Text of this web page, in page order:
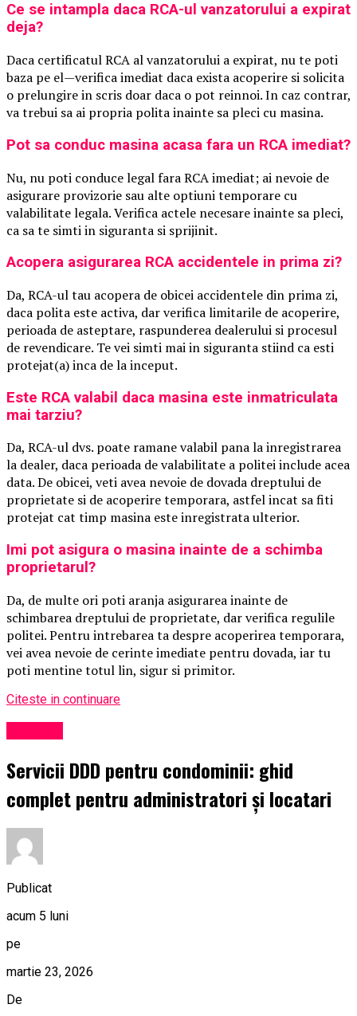
Ce se intampla daca RCA-ul vanzatorului a expirat
deja?
Daca certificatul RCA al vanzatorului a expirat, nu te poti
baza pe el—verifica imediat daca exista acoperire si solicita
o prelungire in scris doar daca o pot reinnoi. In caz contrar,
va trebui sa ai propria polita inainte sa pleci cu masina.
Pot sa conduc masina acasa fara un RCA imediat?
Nu, nu poti conduce legal fara RCA imediat; ai nevoie de
asigurare provizorie sau alte optiuni temporare cu
valabilitate legala. Verifica actele necesare inainte sa pleci,
ca sa te simti in siguranta si sprijinit.
Acopera asigurarea RCA accidentele in prima zi?
Da, RCA-ul tau acopera de obicei accidentele din prima zi,
daca polita este activa, dar verifica limitarile de acoperire,
perioada de asteptare, raspunderea dealerului si procesul
de revendicare. Te vei simti mai in siguranta stiind ca esti
protejat(a) inca de la inceput.
Este RCA valabil daca masina este inmatriculata
mai tarziu?
Da, RCA-ul dvs. poate ramane valabil pana la inregistrarea
la dealer, daca perioada de valabilitate a politei include acea
data. De obicei, veti avea nevoie de dovada dreptului de
proprietate si de acoperire temporara, astfel incat sa fiti
protejat cat timp masina este inregistrata ulterior.
Imi pot asigura o masina inainte de a schimba
proprietarul?
Da, de multe ori poti aranja asigurarea inainte de
schimbarea dreptului de proprietate, dar verifica regulile
politei. Pentru intrebarea ta despre acoperirea temporara,
vei avea nevoie de cerinte imediate pentru dovada, iar tu
poti mentine totul lin, sigur si primitor.
Citeste in continuare
Servicii DDD pentru condominii: ghid
complet pentru administratori și locatari
Publicat
acum 5 luni
pe
martie 23, 2026
De